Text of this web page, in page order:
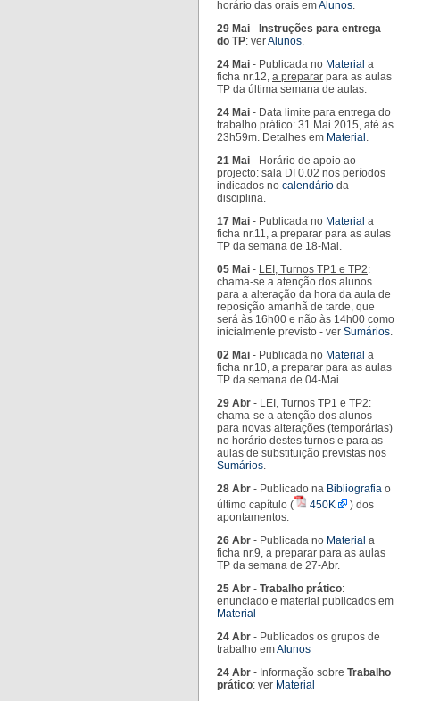
horário das orais emAlunos.
29 Mai - Instruções para entrega
do TP: verAlunos.
24 Mai - Publicada no Material a
ficha nr.12, a preparar para as aulas
TP da última semana de aulas.
24 Mai - Data limite para entrega do
trabalho prático: 31 Mai 2015, até às
23h59m. Detalhes em Material .
21 Mai - Horário de apoio ao
projecto: sala DI 0.02 nos períodos
indicados no calendário da
disciplina.
17 Mai - Publicada no Material a
ficha nr.11, a preparar para as aulas
TP da semana de 18-Mai.
05 Mai - LEI, Turnos TP1 e TP2:
chama-se a atenção dos alunos
para a alteração da hora da aula de
reposição amanhã de tarde, que
será às 16h00 e não às 14h00 como
inicialmente previsto - ver Sumários.
02 Mai - Publicada no Material a
ficha nr.10, a preparar para as aulas
TP da semana de 04-Mai.
29 Abr - LEI, Turnos TP1 e TP2:
chama-se a atenção dos alunos
para novas alterações (temporárias)
no horário destes turnos e para as
aulas de substituição previstas nos
Sumários.
28 Abr - Publicado na Bibliografia o
último capítulo (
450K
) dos
apontamentos.
26 Abr - Publicada no Material a
ficha nr.9, a preparar para as aulas
TP da semana de 27-Abr.
25 Abr - Trabalho prático:
enunciado e material publicados em
Material
24 Abr - Publicados os grupos de
trabalho emAlunos
24 Abr - Informação sobre Trabalho
prático: ver Material